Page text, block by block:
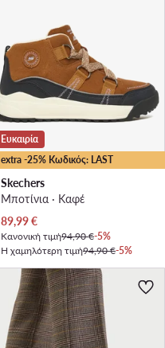
extra -25% Κωδικός: LAST
Ευκαιρία
Skechers
Μποτίνια · Καφέ
Τρέχουσα τιμή
89,99€
Κανονική τιμή94,90 €-5%
Η χαμηλότερη τιμή94,90 €-5%